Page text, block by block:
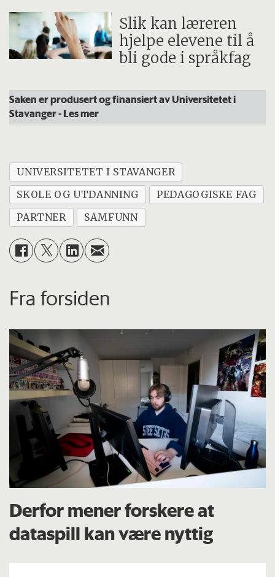
Slik kan læreren
hjelpe elevene til å
bli gode i språkfag
Saken er produsert og finansiert av Universitetet i
Stavanger- Les mer
UNIVERSITETET I STAVANGER
SKOLE OG UTDANNING
PEDAGOGISKE FAG
PARTNER
SAMFUNN
Fra forsiden
Derfor mener forskere at
dataspill kan være nyttig